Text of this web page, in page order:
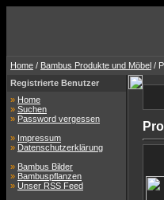
Home / Bambus Produkte und Möbel /
Registrierte Benutzer
» Home
» Suchen
» Password vergessen
» Impressum
» Datenschutzerklärung
» Bambus Bilder
» Bambuspflanzen
» Unser RSS Feed